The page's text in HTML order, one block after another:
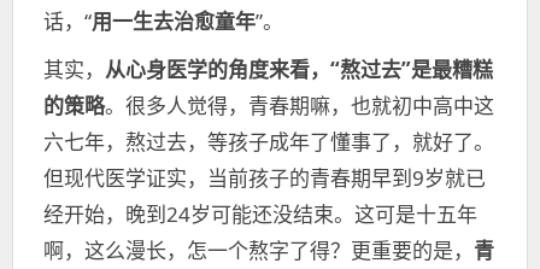
话，“用一生去治愈童年”。
其实， 从心身医学的角度来看，“熬过去”是最糟糕
的策略。很多人觉得，青春期嘛，也就初中高中这
六七年，熬过去，等孩子成年了懂事了，就好了。
但现代医学证实，当前孩子的青春期早到9岁就已
经开始，晚到24岁可能还没结束。这可是十五年
啊，这么漫长，怎一个熬字了得？更重要的是， 青